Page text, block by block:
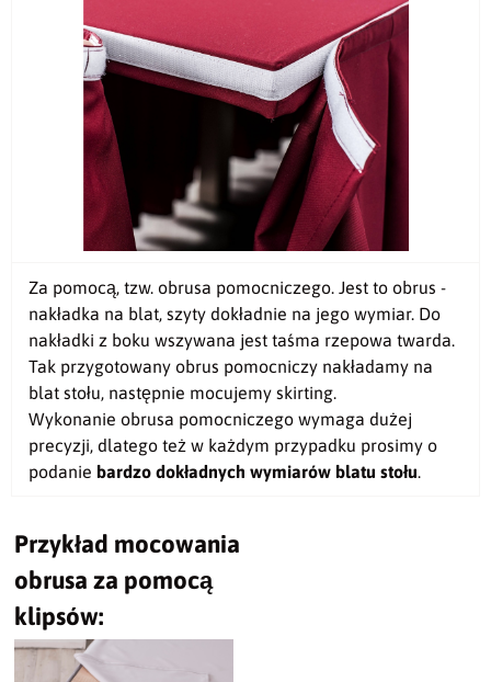
Za pomocą, tzw. obrusa pomocniczego. Jest to obrus -
nakładka na blat, szyty dokładnie na jego wymiar. Do
nakładki z boku wszywana jest taśma rzepowa twarda.
Tak przygotowany obrus pomocniczy nakładamy na
blat stołu, następnie mocujemy skirting.
Wykonanie obrusa pomocniczego wymaga dużej
precyzji, dlatego też w każdym przypadku prosimy o
podanie bardzo dokładnych wymiarów blatu stołu.
Przykład mocowania
obrusa za pomocą
klipsów: